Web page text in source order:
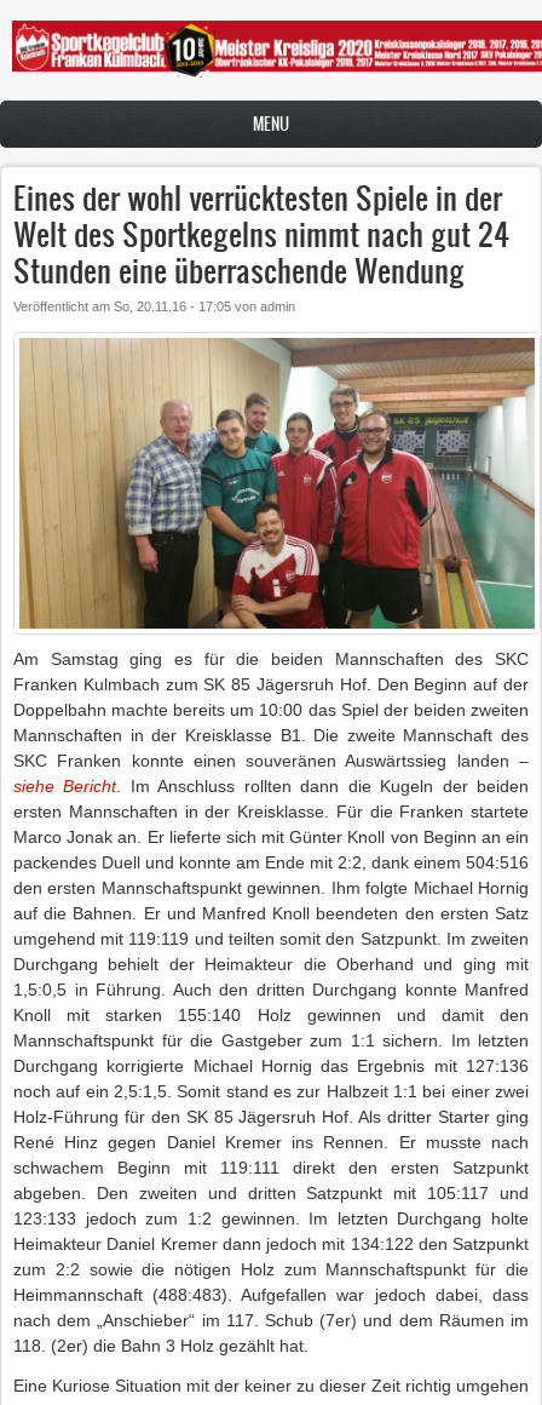
Direkt zum Inhalt
MENU
Eines der wohl verrücktesten Spiele in der
Welt des Sportkegelns nimmt nach gut 24
Stunden eine überraschende Wendung
Veröffentlicht am So, 20.11.16 - 17:05 von admin
Am Samstag ging es für die beiden Mannschaften des SKC
Franken Kulmbach zum SK 85 Jägersruh Hof. Den Beginn auf der
Doppelbahn machte bereits um 10:00 das Spiel der beiden zweiten
Mannschaften in der Kreisklasse B1. Die zweite Mannschaft des
SKC Franken konnte einen souveränen Auswärtssieg landen –
siehe Bericht. Im Anschluss rollten dann die Kugeln der beiden
ersten Mannschaften in der Kreisklasse. Für die Franken startete
Marco Jonak an. Er lieferte sich mit Günter Knoll von Beginn an ein
packendes Duell und konnte am Ende mit 2:2, dank einem 504:516
den ersten Mannschaftspunkt gewinnen. Ihm folgte Michael Hornig
auf die Bahnen. Er und Manfred Knoll beendeten den ersten Satz
umgehend mit 119:119 und teilten somit den Satzpunkt. Im zweiten
Durchgang behielt der Heimakteur die Oberhand und ging mit
1,5:0,5 in Führung. Auch den dritten Durchgang konnte Manfred
Knoll mit starken 155:140 Holz gewinnen und damit den
Mannschaftspunkt für die Gastgeber zum 1:1 sichern. Im letzten
Durchgang korrigierte Michael Hornig das Ergebnis mit 127:136
noch auf ein 2,5:1,5. Somit stand es zur Halbzeit 1:1 bei einer zwei
Holz-Führung für den SK 85 Jägersruh Hof. Als dritter Starter ging
René Hinz gegen Daniel Kremer ins Rennen. Er musste nach
schwachem Beginn mit 119:111 direkt den ersten Satzpunkt
abgeben. Den zweiten und dritten Satzpunkt mit 105:117 und
123:133 jedoch zum 1:2 gewinnen. Im letzten Durchgang holte
Heimakteur Daniel Kremer dann jedoch mit 134:122 den Satzpunkt
zum 2:2 sowie die nötigen Holz zum Mannschaftspunkt für die
Heimmannschaft (488:483). Aufgefallen war jedoch dabei, dass
nach dem „Anschieber“ im 117. Schub (7er) und dem Räumen im
118. (2er) die Bahn 3 Holz gezählt hat.
Eine Kuriose Situation mit der keiner zu dieser Zeit richtig umgehen